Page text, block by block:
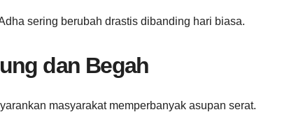
sering berubah drastis dibanding hari biasa.
dan Begah
masyarakat memperbanyak asupan serat.